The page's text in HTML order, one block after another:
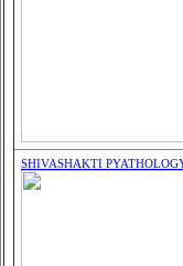
SHIVASHAKTI